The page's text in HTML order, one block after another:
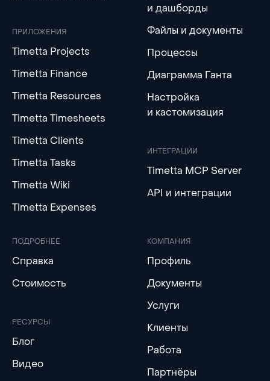
ПРИЛОЖЕНИЯ
Timetta Projects
Timetta Finance
Timetta Resources
Timetta Timesheets
Timetta Clients
Timetta Tasks
Timetta Wiki
Timetta Expenses
и дашборды
Файлы и документы
Процессы
Диаграмма Ганта
Настройка
и кастомизация
ИНТЕГРАЦИИ
Timetta MCP Server
API и интеграции
ПОДРОБНЕЕ
Справка
Стоимость
РЕСУРСЫ
Блог
Видео
КОМПАНИЯ
Профиль
Документы
Услуги
Клиенты
Работа
Партнёры